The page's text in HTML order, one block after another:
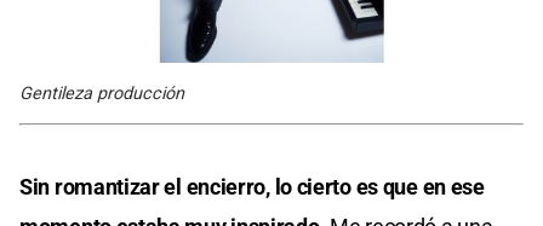
Gentileza producción
Sin romantizar el encierro, lo cierto es que en ese